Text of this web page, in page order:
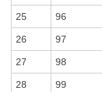
25 96
26 97
27 98
28 99